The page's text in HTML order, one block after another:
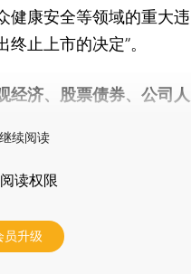
健康安全等领域的重大违
止上市的决定”。
经济、股票债券、公司人
续阅读
读权限
员升级